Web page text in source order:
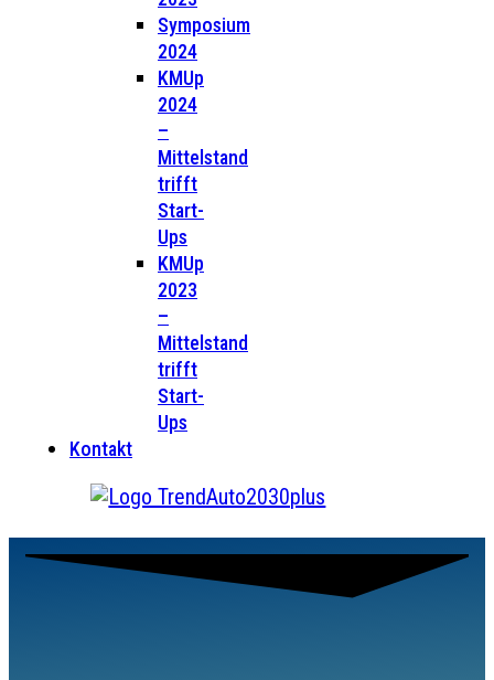
Symposium
2024
KMUp
2024
–
Mittelstand
trifft
Start-
Ups
KMUp
2023
–
Mittelstand
trifft
Start-
Ups
Kontakt